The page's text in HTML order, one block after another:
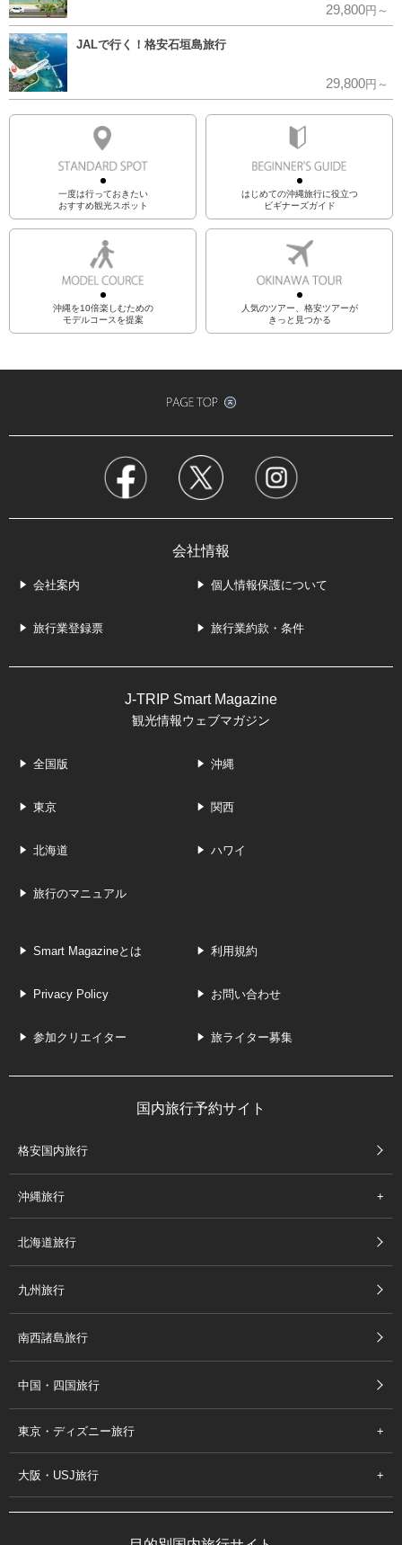
29,800円～
JALで行く！格安石垣島旅行
29,800円～
一度は行っておきたい
おすすめ観光スポット
はじめての沖縄旅行に役立つ
ビギナーズガイド
沖縄を10倍楽しむための
モデルコースを提案
人気のツアー、格安ツアーが
きっと見つかる
会社情報
会社案内 個人情報保護について
旅行業登録票 旅行業約款・条件
J-TRIP Smart Magazine
観光情報ウェブマガジン
全国版 沖縄
東京 関西
北海道 ハワイ
旅行のマニュアル
Smart Magazineとは 利用規約
Privacy Policy お問い合わせ
参加クリエイター 旅ライター募集
国内旅行予約サイト
格安国内旅行
沖縄旅行
北海道旅行
九州旅行
南西諸島旅行
中国・四国旅行
東京・ディズニー旅行
大阪・USJ旅行